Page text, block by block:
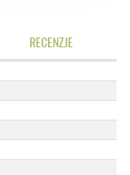
RECENZJE